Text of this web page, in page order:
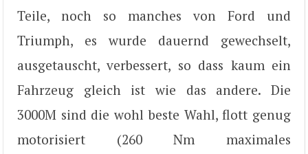
Teile, noch so manches von Ford und
Triumph, es wurde dauernd gewechselt,
ausgetauscht, verbessert, so dass kaum ein
Fahrzeug gleich ist wie das andere. Die
3000M sind die wohl beste Wahl, flott genug
motorisiert (260 Nm maximales